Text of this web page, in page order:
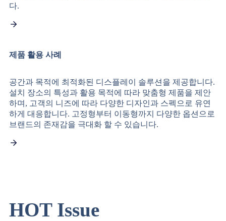
다.
제품 활용 사례
공간과 목적에 최적화된 디스플레이 솔루션을 제공합니다.
설치 장소의 특성과 활용 목적에 따라 맞춤형 제품을 제안
하며, 고객의 니즈에 따라 다양한 디자인과 스펙으로 유연
하게 대응합니다. 고정형부터 이동형까지 다양한 옵션으로
브랜드의 존재감을 극대화 할 수 있습니다.
HOT Issue